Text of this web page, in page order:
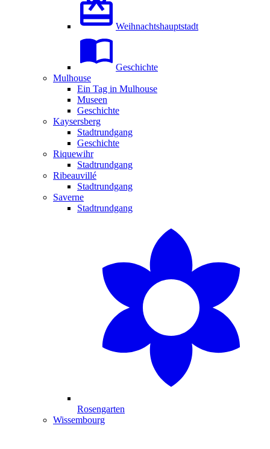
Weihnachtshauptstadt
Geschichte
Mulhouse
Ein Tag in Mulhouse
Museen
Geschichte
Kaysersberg
Stadtrundgang
Geschichte
Riquewihr
Stadtrundgang
Ribeauvillé
Stadtrundgang
Saverne
Stadtrundgang
Rosengarten
Wissembourg